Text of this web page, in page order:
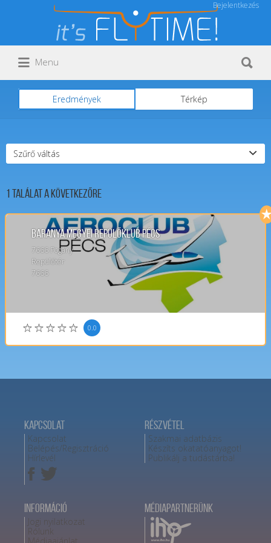
Bejelentkezés
Keresés:
Menu
Eredmények Térkép
Szűrő váltás
1Találat a következőre
Baranya megyei repülőklub Pécs
7666 Pogány
Repülőtér
7666
0.0
Kapcsolat
Kapcsolat
Belépés/Regisztráció
Hírlevél
Részvétel
Szakmai adatbázis
Készíts okatatóanyagot!
Publikálj a tudástárba!
Információ
Jogi nyilatkozat
Rólunk
Médiapartnerünk